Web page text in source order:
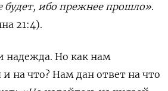
будет, ибо прежнее прошло».
21:4).
Но как нам
и на что? Нам дан ответ на что